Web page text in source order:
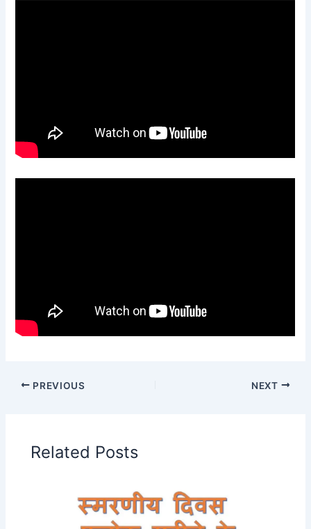
PREVIOUS NEXT
Related Posts